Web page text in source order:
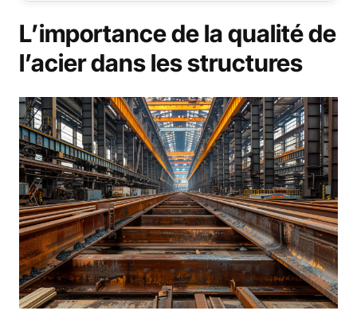
L’importance de la qualité de
l’acier dans les structures